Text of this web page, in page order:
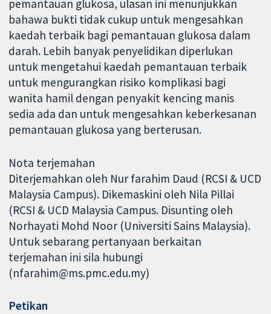
pemantauan glukosa, ulasan ini menunjukkan
bahawa bukti tidak cukup untuk mengesahkan
kaedah terbaik bagi pemantauan glukosa dalam
darah. Lebih banyak penyelidikan diperlukan
untuk mengetahui kaedah pemantauan terbaik
untuk mengurangkan risiko komplikasi bagi
wanita hamil dengan penyakit kencing manis
sedia ada dan untuk mengesahkan keberkesanan
pemantauan glukosa yang berterusan.
Nota terjemahan
Diterjemahkan oleh Nur farahim Daud (RCSI & UCD
Malaysia Campus). Dikemaskini oleh Nila Pillai
(RCSI & UCD Malaysia Campus. Disunting oleh
Norhayati Mohd Noor (Universiti Sains Malaysia).
Untuk sebarang pertanyaan berkaitan
terjemahan ini sila hubungi
(nfarahim@ms.pmc.edu.my)
Petikan